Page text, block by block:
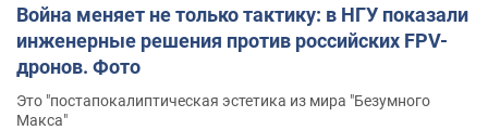
Война меняет не только тактику: в НГУ показали
инженерные решения против российских FPV-
дронов. Фото
Это "постапокалиптическая эстетика из мира "Безумного
Макса"